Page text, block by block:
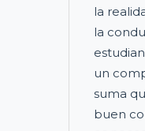
la
la
un
suma
buen